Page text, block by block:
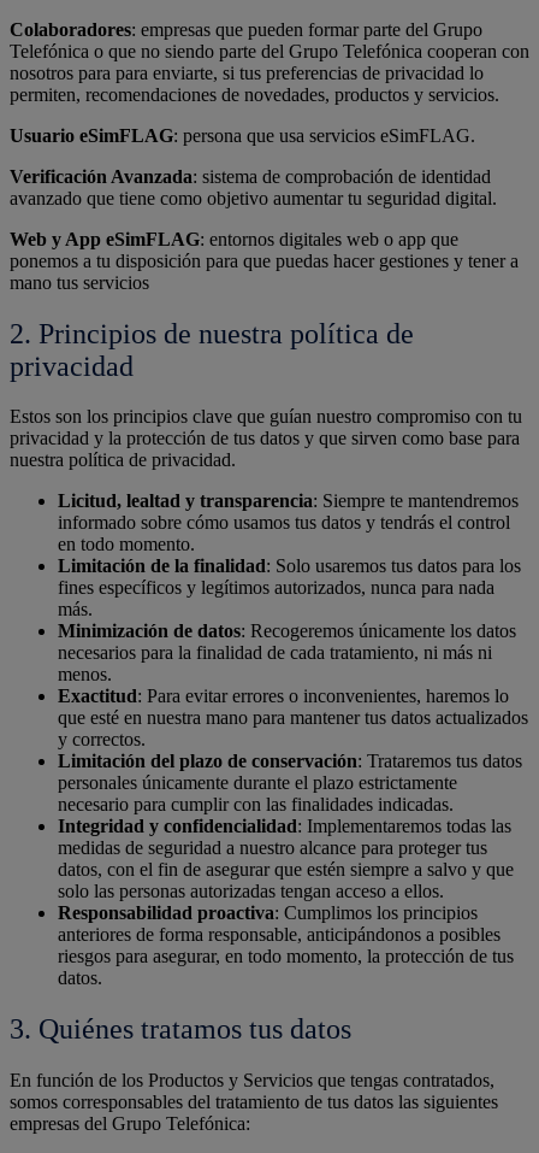
Colaboradores: empresas que pueden formar parte del Grupo
Telefónica o que no siendo parte del Grupo Telefónica cooperan con
nosotros para para enviarte, si tus preferencias de privacidad lo
permiten, recomendaciones de novedades, productos y servicios.
Usuario eSimFLAG: persona que usa servicios eSimFLAG.
Verificación Avanzada: sistema de comprobación de identidad
avanzado que tiene como objetivo aumentar tu seguridad digital.
Web y App eSimFLAG: entornos digitales web o app que
ponemos a tu disposición para que puedas hacer gestiones y tener a
mano tus servicios
2. Principios de nuestra política de
privacidad
Estos son los principios clave que guían nuestro compromiso con tu
privacidad y la protección de tus datos y que sirven como base para
nuestra política de privacidad.
Licitud, lealtad y transparencia: Siempre te mantendremos
informado sobre cómo usamos tus datos y tendrás el control
en todo momento.
Limitación de la finalidad: Solo usaremos tus datos para los
fines específicos y legítimos autorizados, nunca para nada
más.
Minimización de datos: Recogeremos únicamente los datos
necesarios para la finalidad de cada tratamiento, ni más ni
menos.
Exactitud: Para evitar errores o inconvenientes, haremos lo
que esté en nuestra mano para mantener tus datos actualizados
y correctos.
Limitación del plazo de conservación: Trataremos tus datos
personales únicamente durante el plazo estrictamente
necesario para cumplir con las finalidades indicadas.
Integridad y confidencialidad: Implementaremos todas las
medidas de seguridad a nuestro alcance para proteger tus
datos, con el fin de asegurar que estén siempre a salvo y que
solo las personas autorizadas tengan acceso a ellos.
Responsabilidad proactiva: Cumplimos los principios
anteriores de forma responsable, anticipándonos a posibles
riesgos para asegurar, en todo momento, la protección de tus
datos.
3. Quiénes tratamos tus datos
En función de los Productos y Servicios que tengas contratados,
somos corresponsables del tratamiento de tus datos las siguientes
empresas del Grupo Telefónica: